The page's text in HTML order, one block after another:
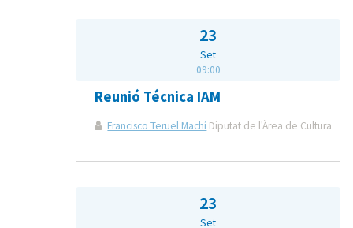
23
Set
09:00
Reunió Técnica IAM
Francisco Teruel Machí Diputat de l'Àrea de Cultura
23
Set